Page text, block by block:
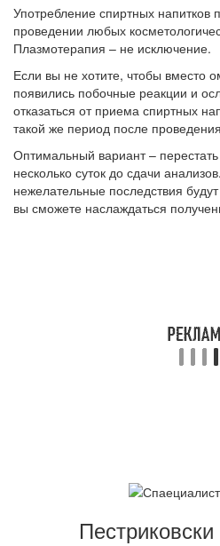
Употребление спиртных напитков
проведении любых
Плазмотерапия – не исключение.
Если вы не хотите, чтобы вместо
появились побочные реакции и
отказаться от приема спиртных
такой же период после
Оптимальный вариант – перестать
несколько суток до сдачи
нежелательные последствия
вы сможете наслаждаться